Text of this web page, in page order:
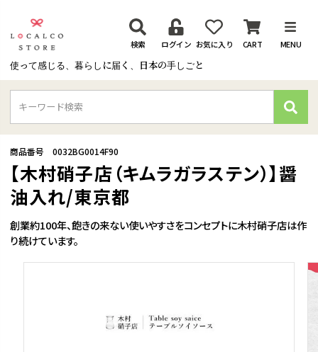
使って感じる、暮らしに届く、日本の手しごと
検索 ログイン お気に入り CART MENU
検
索
創業約100年、飽きの来ない使いやすさをコンセプトに木村硝子店は作
り続けています。
【木村硝子店（キムラガラステン）】醤
油入れ/東京都
商品番号 0032BG0014F90